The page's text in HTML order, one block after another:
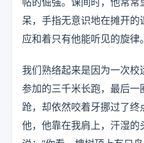
呆，手指无意识地在摊开
应和着只有他能听见的旋律。
我们熟络起来是因为一次校
参加的三千米长跑，最后一
跄，却依然咬着牙挪过了
他，他靠在我肩上，汗湿的